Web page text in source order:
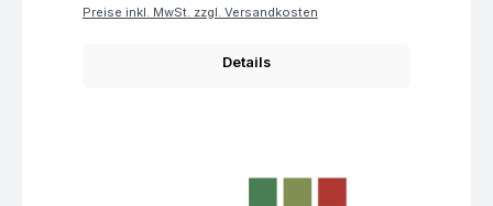
Preise inkl. MwSt. zzgl. Versandkosten
Details